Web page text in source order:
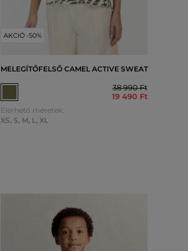
AKCIÓ -50%
MELEGÍTŐFELSŐ CAMEL ACTIVE SWEAT
38 990 Ft
19 490 Ft
Elérhető méretek:
XS, S, M, L, XL